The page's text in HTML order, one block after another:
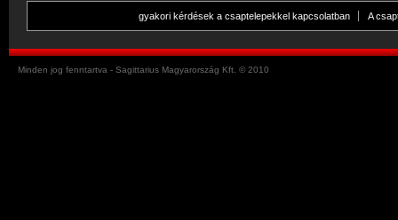
gyakori kérdések a csaptelepekkel kapcsolatban A
Minden jog fenntartva - Sagittarius Magyarország Kft. © 2010